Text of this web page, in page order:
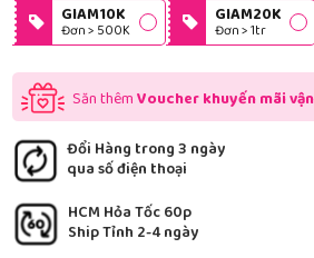
GIAM10K
Đơn > 500K
GIAM20K
Đơn > 1tr
Săn thêmVoucher khuyến mãi
Đổi Hàng trong 3 ngày
qua số điện thoại
HCM Hỏa Tốc 60p
Ship Tỉnh 2-4 ngày